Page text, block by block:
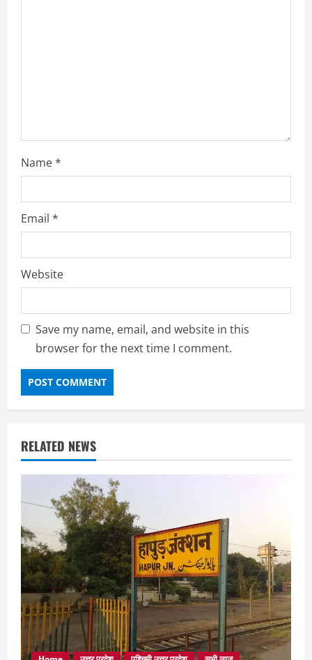
Name*
Email *
Website
Save my name, email, and website in this
browser for the next time I comment.
RELATED NEWS